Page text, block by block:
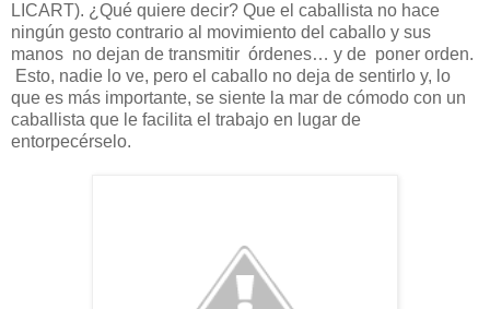
LICART). ¿Qué quiere decir? Que el caballista no hace
ningún gesto contrario al movimiento del caballo y sus
manos no dejan de transmitir órdenes… y de poner orden.
Esto, nadie lo ve, pero el caballo no deja de sentirlo y, lo
que es más importante, se siente la mar de cómodo con un
caballista que le facilita el trabajo en lugar de
entorpecérselo.